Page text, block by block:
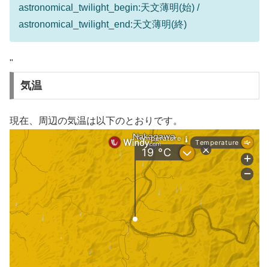
astronomical_twilight_begin:天文薄明(始) /
astronomical_twilight_end:天文薄明(終)
"
気温
現在、周辺の気温は以下のとおりです。